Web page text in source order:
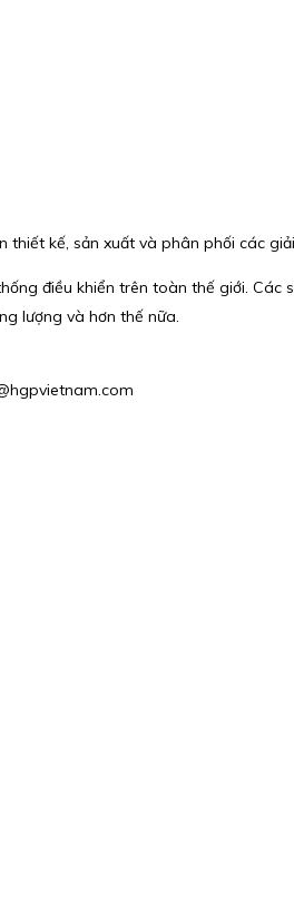
thiết kế, sản xuất và phân phối các
điều khiển trên toàn thế giới.
lượng và hơn thế nữa.